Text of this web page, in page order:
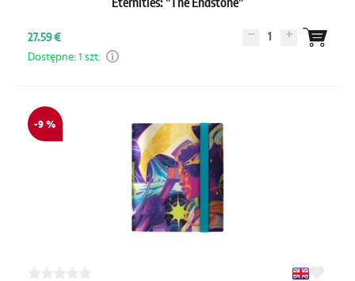
Eternities: "The Endstone"
27.59 € 1
Dostępne: 1 szt.
-9 %